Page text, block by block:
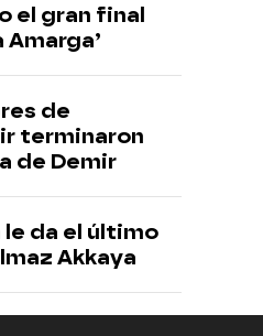
el gran final
Amarga’
de
terminaron
de Demir
le da el último
Akkaya